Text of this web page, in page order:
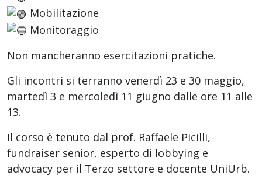
Mobilitazione
Monitoraggio
Non mancheranno esercitazioni pratiche.
Gli incontri si terranno venerdì 23 e 30 maggio,
martedì 3 e mercoledì 11 giugno dalle ore 11 alle
13.
Il corso è tenuto dal prof. Raffaele Picilli,
fundraiser senior, esperto di lobbying e
advocacy per il Terzo settore e docente UniUrb.